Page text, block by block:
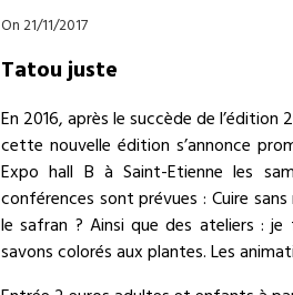
On 21/11/2017
Tatou juste
En 2016, après le succède de
cette nouvelle édition s’annonce
Expo hall B à Saint-Etienne les
conférences sont prévues : Cuire
le safran ? Ainsi que des ateliers :
savons colorés aux plantes. Les